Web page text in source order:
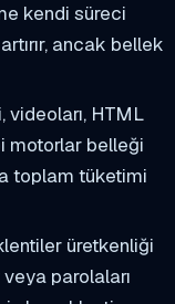
kendi süreci
artırır, ancak bellek
videoları, HTML
motorlar belleği
toplam tüketimi
üretkenliği
parolaları